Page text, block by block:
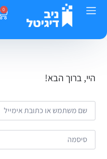
0
היי, ברוך הבא!